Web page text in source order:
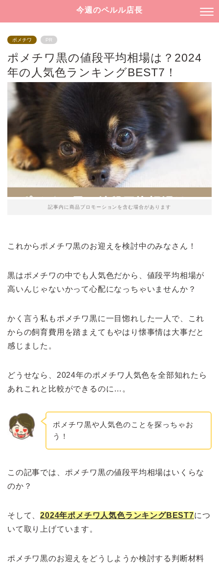
今週のペルル店長
ポメチワ PR
ポメチワ黒の値段平均相場は？2024
年の人気色ランキングBEST7！
記事内に商品プロモーションを含む場合があります
これからポメチワ黒のお迎えを検討中のみなさん！
黒はポメチワの中でも人気色だから、値段平均相場が
高いんじゃないかって心配になっちゃいませんか？
かく言う私もポメチワ黒に一目惚れした一人で、これ
からの飼育費用を踏まえてもやはり懐事情は大事だと
感じました。
どうせなら、2024年のポメチワ人気色を全部知れたら
あれこれと比較ができるのに…。
ポメチワ黒や人気色のことを探っちゃお
う！
この記事では、ポメチワ黒の値段平均相場はいくらな
のか？
そして、2024年ポメチワ人気色ランキングBEST7につ
いて取り上げています。
ポメチワ黒のお迎えをどうしようか検討する判断材料